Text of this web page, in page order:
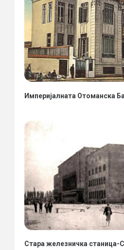
Империјалната Отоманска
Стара железничка станица-